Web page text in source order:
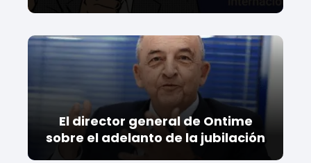
El director general de Ontime
sobre el adelanto de la jubilación